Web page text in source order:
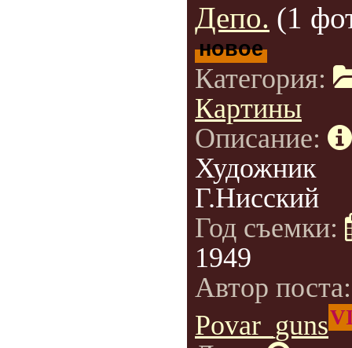
Депо. (1
новое
Категория:
Картины
Описание:
Художник
Г.Нисский
Год съемки:
1949
Автор
Povar_guns